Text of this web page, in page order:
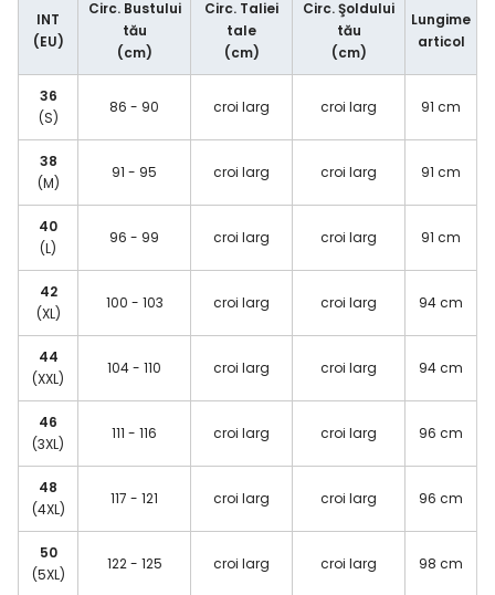
INT
(EU)
Circ. Bustului
tău
(cm)
Circ. Taliei
tale
(cm)
Circ. Şoldului
tău
(cm)
Lungime
articol
36
(S)
86 - 90 croi larg croi larg 91 cm
38
(M)
91 - 95 croi larg croi larg 91 cm
40
(L)
96 - 99 croi larg croi larg 91 cm
42
(XL)
100 - 103 croi larg croi larg 94 cm
44
(XXL)
104 - 110 croi larg croi larg 94 cm
46
(3XL)
111 - 116 croi larg croi larg 96 cm
48
(4XL)
117 - 121 croi larg croi larg 96 cm
50
(5XL)
122 - 125 croi larg croi larg 98 cm